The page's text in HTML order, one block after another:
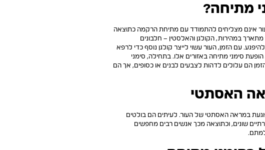
מתיחה?
אינם מצליחים להתמודד עם מתיחת הרקמה כתוצאה
במהירות, הקולגן והאלסטין – חלבונים
עם הזמן, העור עשוי לייצר קולגן נוסף כדי לרפא
סימני מתיחה באזורים אלו. בתחילה, סימני
הם עלולים לדהות לצבעים לבנים או כסופים, אך הם
האסתטי
במראה האסתטי של העור. לעיתים הם בולטים
שונים, וכתוצאה מכך אנשים רבים מחפשים